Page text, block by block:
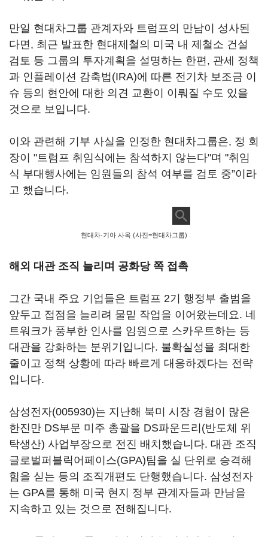
만일 현대차그룹 관계자와 트럼프의 만남이 성사된
다면, 최근 발표한 현대제철의 미국 내 제철소 건설
검토 등 그룹의 투자계획을 설명하는 한편, 관세 정책
과 인플레이션 감축법 (IRA)에 따른 전기차 보조금 이
슈 등의 현안에 대한 의견 교환이 이뤄질 수도 있을
것으로 보입니다.
이와 관련해 기부 사실을 인정한 현대차그룹은, 정 회
장이 "트럼프 취임식에는 참석하지 않는다"며 "취임
식 부대행사에는 임원들의 참석 여부를 검토 중”이 라
고 했습니다.
현대차·기아 사옥 (사진=현대차그룹)
해외 대관 조직 늘리며 공화당 쪽 접촉
그간 국내 주요 기업들은 트럼프 2기 행정부 출범을
앞두고 접점을 늘리려 물밑 작업을 이어왔는데요. 네
트워크가 풍부한 인사를 임원으로 스카우트하는 등
대관을 강화하는 분위기입니다. 불확실성을 최대한
줄이고 정책 상황에 따라 빠르게 대응하겠다는 전략
입니다.
삼성전자(005930)는 지난해 북미 시장 경험이 많은
한진만 DS부문 미주 총괄을 DS파운드리 (반도체 위
탁생산) 사업부장으로 전진 배치했습니다. 대관 조직
글로벌퍼블릭어페이스(GPA)팀을 실 단위로 승격해
힘을 싣는 등의 조직개편도 단행했습니다. 삼성전자
는 GPA를 통해 미국 현지 정부 관계자들과 만남을
지속하고 있는 것으로 전해집니다.